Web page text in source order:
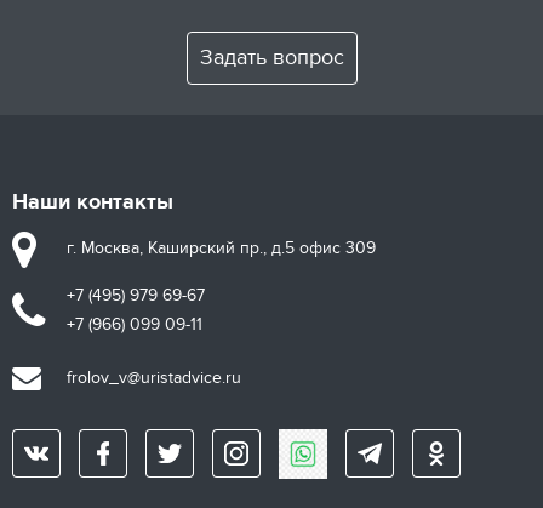
Задать вопрос
Наши контакты
г. Москва, Каширский пр., д.5 офис 309
+7 (495) 979 69-67
+7 (966) 099 09-11
frolov_v@uristadvice.ru